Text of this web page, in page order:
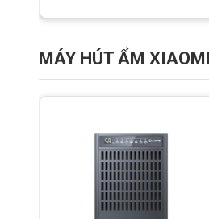
MÁY HÚT ẨM XIAOMI